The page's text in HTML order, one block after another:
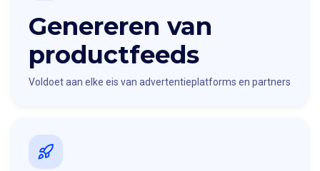
Genereren van
productfeeds
Voldoet aan elke eis van advertentieplatforms en partners